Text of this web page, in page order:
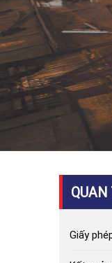
You are here
QUAN
Giấy